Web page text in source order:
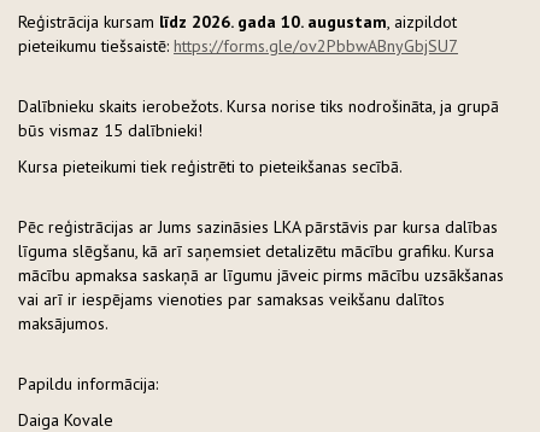
Reģistrācija kursam līdz 2026. gada 10. augustam, aizpildot
pieteikumu tiešsaistē: https://forms.gle/ov2PbbwABnyGbjSU7
Dalībnieku skaits ierobežots. Kursa norise tiks nodrošināta, ja grupā
būs vismaz 15 dalībnieki!
Kursa pieteikumi tiek reģistrēti to pieteikšanas secībā.
Pēc reģistrācijas ar Jums sazināsies LKA pārstāvis par kursa dalības
līguma slēgšanu, kā arī saņemsiet detalizētu mācību grafiku. Kursa
mācību apmaksa saskaņā ar līgumu jāveic pirms mācību uzsākšanas
vai arī ir iespējams vienoties par samaksas veikšanu dalītos
maksājumos.
Papildu informācija:
Daiga Kovale